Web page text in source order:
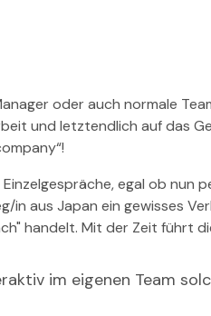
oder auch normale
und letztendlich auf das
egal ob nun
in aus Japan ein gewisses
handelt. Mit der Zeit führt
im eigenen Team